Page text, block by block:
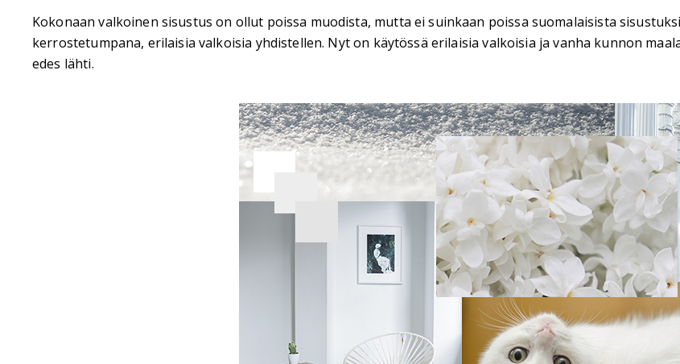
Kokonaan valkoinen sisustus on ollut poissa muodista, mutta ei suinkaan poissa suomalaisista
kerrostetumpana, erilaisia valkoisia yhdistellen. Nyt on käytössä erilaisia valkoisia ja vanha kunnon
edes lähti.